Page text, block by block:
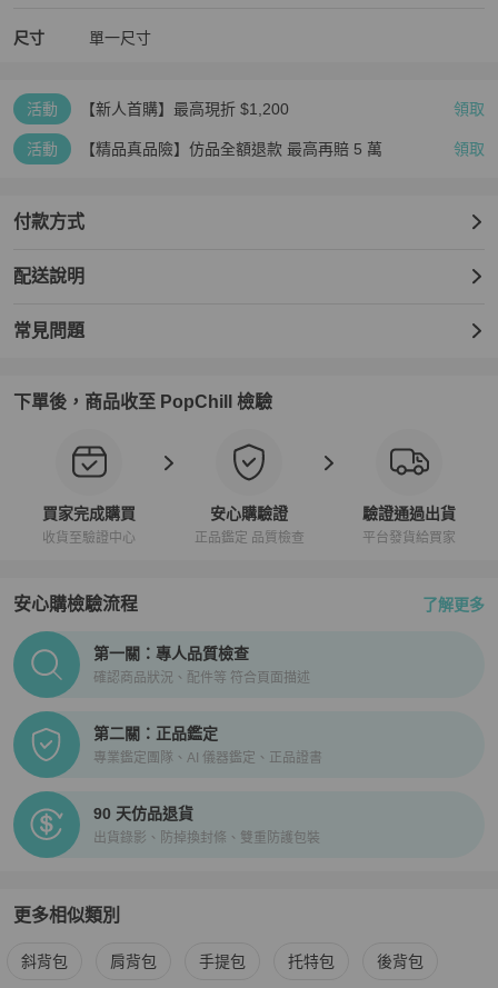
尺寸 單一尺寸
活動 【新人首購】最高現折 $1,200 領取
活動 【精品真品險】仿品全額退款 最高再賠 5 萬 領取
付款方式
配送說明
常見問題
下單後，商品收至 PopChill 檢驗
買家完成購買
收貨至驗證中心
安心購驗證
正品鑑定 品質檢查
驗證通過出貨
平台發貨給買家
安心購檢驗流程 了解更多
PopChill拍拍圈正品驗證、安心購檢驗流程介紹
第一關：專人品質檢查
確認商品狀況、配件等 符合頁面描述
第二關：正品鑑定
專業鑑定團隊、AI 儀器鑑定、正品證書
90 天仿品退貨
出貨錄影、防掉換封條、雙重防護包裝
更多相似類別
更多Chanel 女包相似商品推薦
斜背包 肩背包 手提包 托特包 後背包